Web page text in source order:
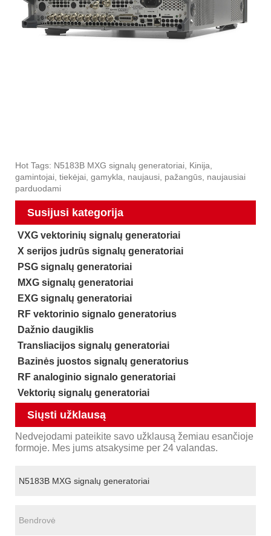
Hot Tags: N5183B MXG signalų generatoriai, Kinija,
gamintojai, tiekėjai, gamykla, naujausi, pažangūs, naujausiai
parduodami
Susijusi kategorija
VXG vektorinių signalų generatoriai
X serijos judrūs signalų generatoriai
PSG signalų generatoriai
MXG signalų generatoriai
EXG signalų generatoriai
RF vektorinio signalo generatorius
Dažnio daugiklis
Transliacijos signalų generatoriai
Bazinės juostos signalų generatorius
RF analoginio signalo generatoriai
Vektorių signalų generatoriai
Siųsti užklausą
Nedvejodami pateikite savo užklausą žemiau esančioje
formoje. Mes jums atsakysime per 24 valandas.